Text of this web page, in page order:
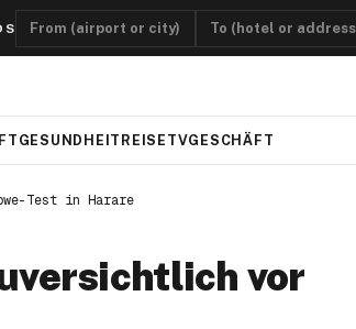
GESUNDHEIT REISE TVGESCHÄFT
Test in Harare
vor